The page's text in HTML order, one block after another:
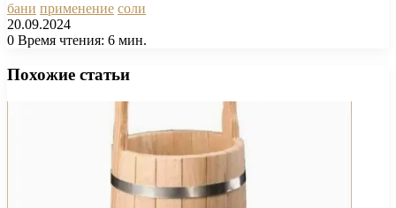
бани применение соли
20.09.2024
0 Время чтения: 6 мин.
Похожие статьи